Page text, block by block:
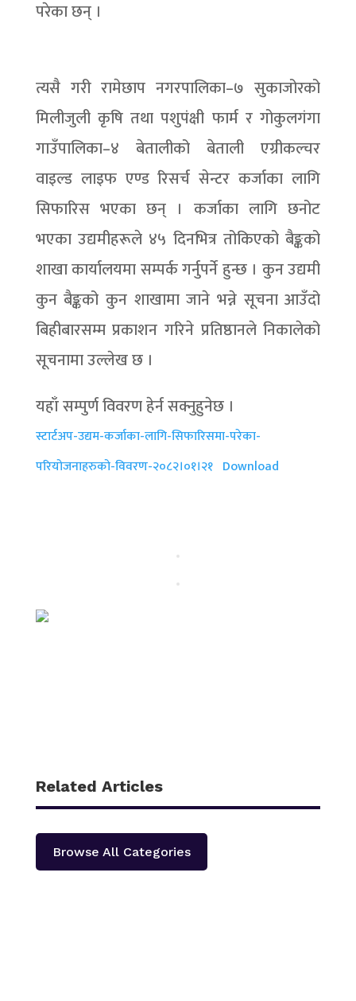
परेका छन् ।
त्यसै गरी रामेछाप नगरपालिका–७ सुकाजोरको
मिलीजुली कृषि तथा पशुपंक्षी फार्म र गोकुलगंगा
गाउँपालिका–४ बेतालीको बेताली एग्रीकल्चर
वाइल्ड लाइफ एण्ड रिसर्च सेन्टर कर्जाका लागि
सिफारिस भएका छन् । कर्जाका लागि छनोट
भएका उद्यमीहरूले ४५ दिनभित्र तोकिएको बैङ्कको
शाखा कार्यालयमा सम्पर्क गर्नुपर्ने हुन्छ । कुन उद्यमी
कुन बैङ्कको कुन शाखामा जाने भन्ने सूचना आउँदो
बिहीबारसम्म प्रकाशन गरिने प्रतिष्ठानले निकालेको
सूचनामा उल्लेख छ ।
यहाँ सम्पुर्ण विवरण हेर्न सक्नुहुनेछ ।
स्टार्टअप-उद्यम-कर्जाका-लागि-सिफारिसमा-परेका-
परियोजनाहरुको-विवरण-२०८२।०१।२१ Download
Related Articles
Browse All Categories